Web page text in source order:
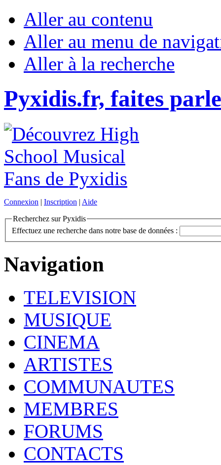
Aller au contenu
Aller au menu de
Aller à la recherche
Pyxidis.fr, faites
Connexion | Inscription | Aide
Recherchez sur Pyxidis
Effectuez une recherche dans notre base de données :
Navigation
TELEVISION
MUSIQUE
CINEMA
ARTISTES
COMMUNAUTES
MEMBRES
FORUMS
CONTACTS